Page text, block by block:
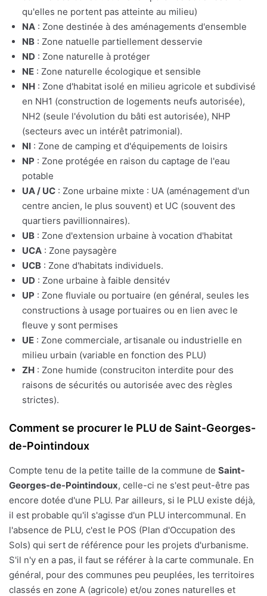
qu'elles ne portent pas atteinte au milieu)
NA : Zone destinée à des aménagements d'ensemble
NB : Zone natuelle partiellement desservie
ND : Zone naturelle à protéger
NE : Zone naturelle écologique et sensible
NH : Zone d'habitat isolé en milieu agricole et subdivisé
en NH1 (construction de logements neufs autorisée),
NH2 (seule l'évolution du bâti est autorisée), NHP
(secteurs avec un intérêt patrimonial).
NI : Zone de camping et d'équipements de loisirs
NP : Zone protégée en raison du captage de l'eau
potable
UA / UC : Zone urbaine mixte : UA (aménagement d'un
centre ancien, le plus souvent) et UC (souvent des
quartiers pavillionnaires).
UB : Zone d'extension urbaine à vocation d'habitat
UCA : Zone paysagère
UCB : Zone d'habitats individuels.
UD : Zone urbaine à faible densitév
UP : Zone fluviale ou portuaire (en général, seules les
constructions à usage portuaires ou en lien avec le
fleuve y sont permises
UE : Zone commerciale, artisanale ou industrielle en
milieu urbain (variable en fonction des PLU)
ZH : Zone humide (construciton interdite pour des
raisons de sécurités ou autorisée avec des règles
strictes).
Comment se procurer le PLU de Saint-Georges-
de-Pointindoux
Compte tenu de la petite taille de la commune de Saint-
Georges-de-Pointindoux, celle-ci ne s'est peut-être pas
encore dotée d'une PLU. Par ailleurs, si le PLU existe déjà,
il est probable qu'il s'agisse d'un PLU intercommunal. En
l'absence de PLU, c'est le POS (Plan d'Occupation des
Sols) qui sert de référence pour les projets d'urbanisme.
S'il n'y en a pas, il faut se référer à la carte communale. En
général, pour des communes peu peuplées, les territoires
classés en zone A (agricole) et/ou zones naturelles et